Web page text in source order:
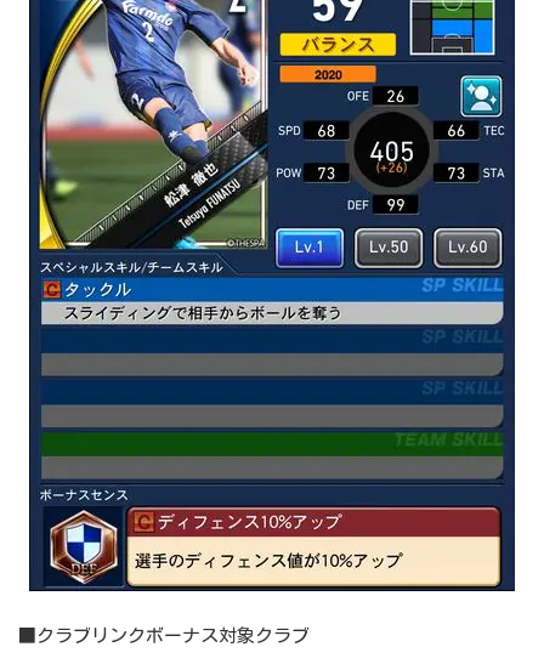
■クラブリンクボーナス対象クラブ